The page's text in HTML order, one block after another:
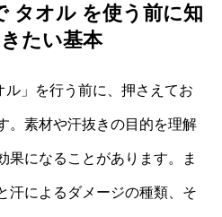
タオル を使う前に知
たい基本
ル」を行う前に、押さえてお
。素材や汗抜きの目的を理解
果になることがあります。ま
汗によるダメージの種類、そ